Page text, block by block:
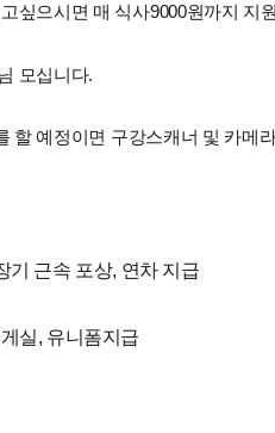
싶으시면 매 식사9000원까지 지
모십니다.
할 예정이면 구강스캐너 및 카메
기 근속 포상, 연차 지급
실, 유니폼지급